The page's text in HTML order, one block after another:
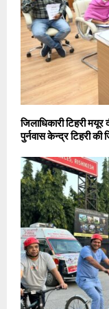
जिलाधिकारी टिहरी मयूर
पुर्नवास केन्द्र टिहरी